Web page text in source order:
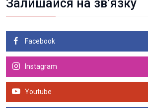
Залишайся на зв’язку
Facebook
Instagram
Youtube